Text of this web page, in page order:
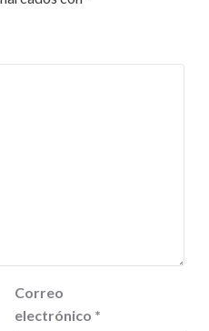
Correo
electrónico *